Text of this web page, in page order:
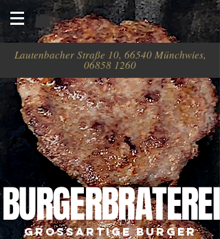
Lautenbacher Straße 10, 66540 Münchwies,
06858 1260
BURGERBRATEREI
grossartige burger